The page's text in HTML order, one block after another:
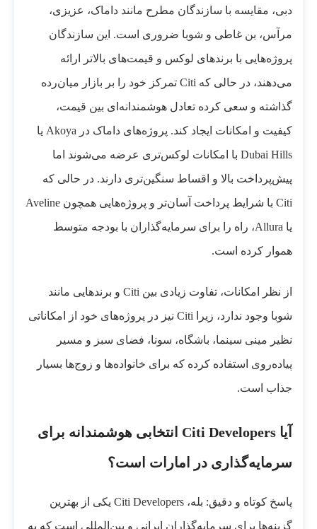
دبی، مقایسه با سازندگان مطرح مانند داماک، عزیزی،
مرآس، بن غاطی و شوبا ضروری است. این سازندگان
پروژه‌هایی با برندهای لوکس و قیمت‌های بالاتر ارائه
می‌دهند، در حالی که Citi تمرکز خود را بر بازار میان‌رده
گذاشته و سعی کرده تعادل هوشمندانه‌ای بین قیمت،
کیفیت و امکانات ایجاد کند. پروژه‌های داماک در Akoya یا
Dubai Hills با امکانات لوکس‌تری عرضه می‌شوند اما
پیش‌پرداخت بالا و اقساط سنگین‌تری دارند. در حالی که
Citi با شرایط پرداخت آسان‌تر و پروژه‌هایی همچون Aveline
یا Allura، راه را برای سرمایه‌گذاران با بودجه متوسط
هموار کرده است.
از نظر امکانات، تفاوت زیادی بین Citi و برندهایی مانند
شوبا وجود ندارد، زیرا Citi نیز در پروژه‌های خود از امکاناتی
نظیر مینی سینما، باشگاه، سونا، فضای سبز و مسیر
پیاده‌روی استفاده کرده که برای خانواده‌ها و زوج‌ها بسیار
جذاب است.
آیا Citi Developers انتخابی هوشمندانه برای
سرمایه‌گذاری در امارات است؟
پاسخ کوتاه و دقیق: بله، Citi Developers یکی از بهترین
گزینه‌ها برای سرمایه‌گذاران ایرانی و بین‌المللی است که به